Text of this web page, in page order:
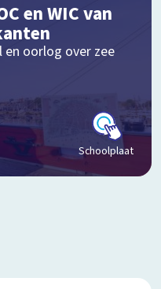
en WIC van
en oorlog over zee
Schoolplaat